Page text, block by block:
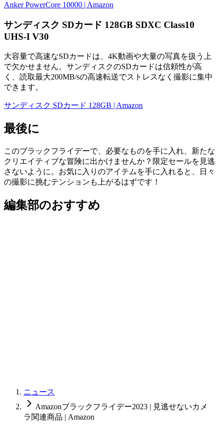
Anker PowerCore 10000 | Amazon
サンディスク SDカード 128GB SDXC Class10
UHS-I V30
大容量で高速なSDカードは、4K動画や大量の写真を扱う上
で欠かせません。サンディスクのSDカードは信頼性が高
く、読取最大200MB/sの高速転送でストレスなく撮影に集中
できます。
サンディスク SDカード 128GB | Amazon
最後に
このブラックフライデーで、必要なものを手に入れ、新たな
クリエイティブな冒険に出かけませんか？限定セールを見逃
さないように。お気に入りのアイテムを手に入れると、日々
の撮影に挑むテンションも上がるはずです！
編集部のおすすめ
ニュース
Amazonブラックフライデー2023 | 見逃せないカメ
ラ関連商品 | Amazon